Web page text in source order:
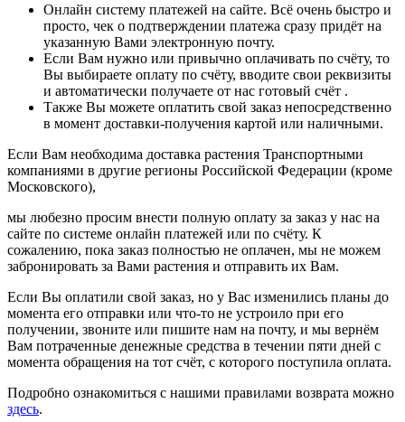
Онлайн систему платежей на сайте. Всё очень быстро и
просто, чек о подтверждении платежа сразу придёт на
указанную Вами электронную почту.
Если Вам нужно или привычно оплачивать по счёту, то
Вы выбираете оплату по счёту, вводите свои реквизиты
и автоматически получаете от нас готовый счёт .
Также Вы можете оплатить свой заказ непосредственно
в момент доставки-получения картой или наличными.
Если Вам необходима доставка растения Транспортными
компаниями в другие регионы Российской Федерации (кроме
Московского),
мы любезно просим внести полную оплату за заказ у нас на
сайте по системе онлайн платежей или по счёту. К
сожалению, пока заказ полностью не оплачен, мы не можем
забронировать за Вами растения и отправить их Вам.
Если Вы оплатили свой заказ, но у Вас изменились планы до
момента его отправки или что-то не устроило при его
получении, звоните или пишите нам на почту, и мы вернём
Вам потраченные денежные средства в течении пяти дней с
момента обращения на тот счёт, с которого поступила оплата.
Подробно ознакомиться с нашими правилами возврата можно
здесь.